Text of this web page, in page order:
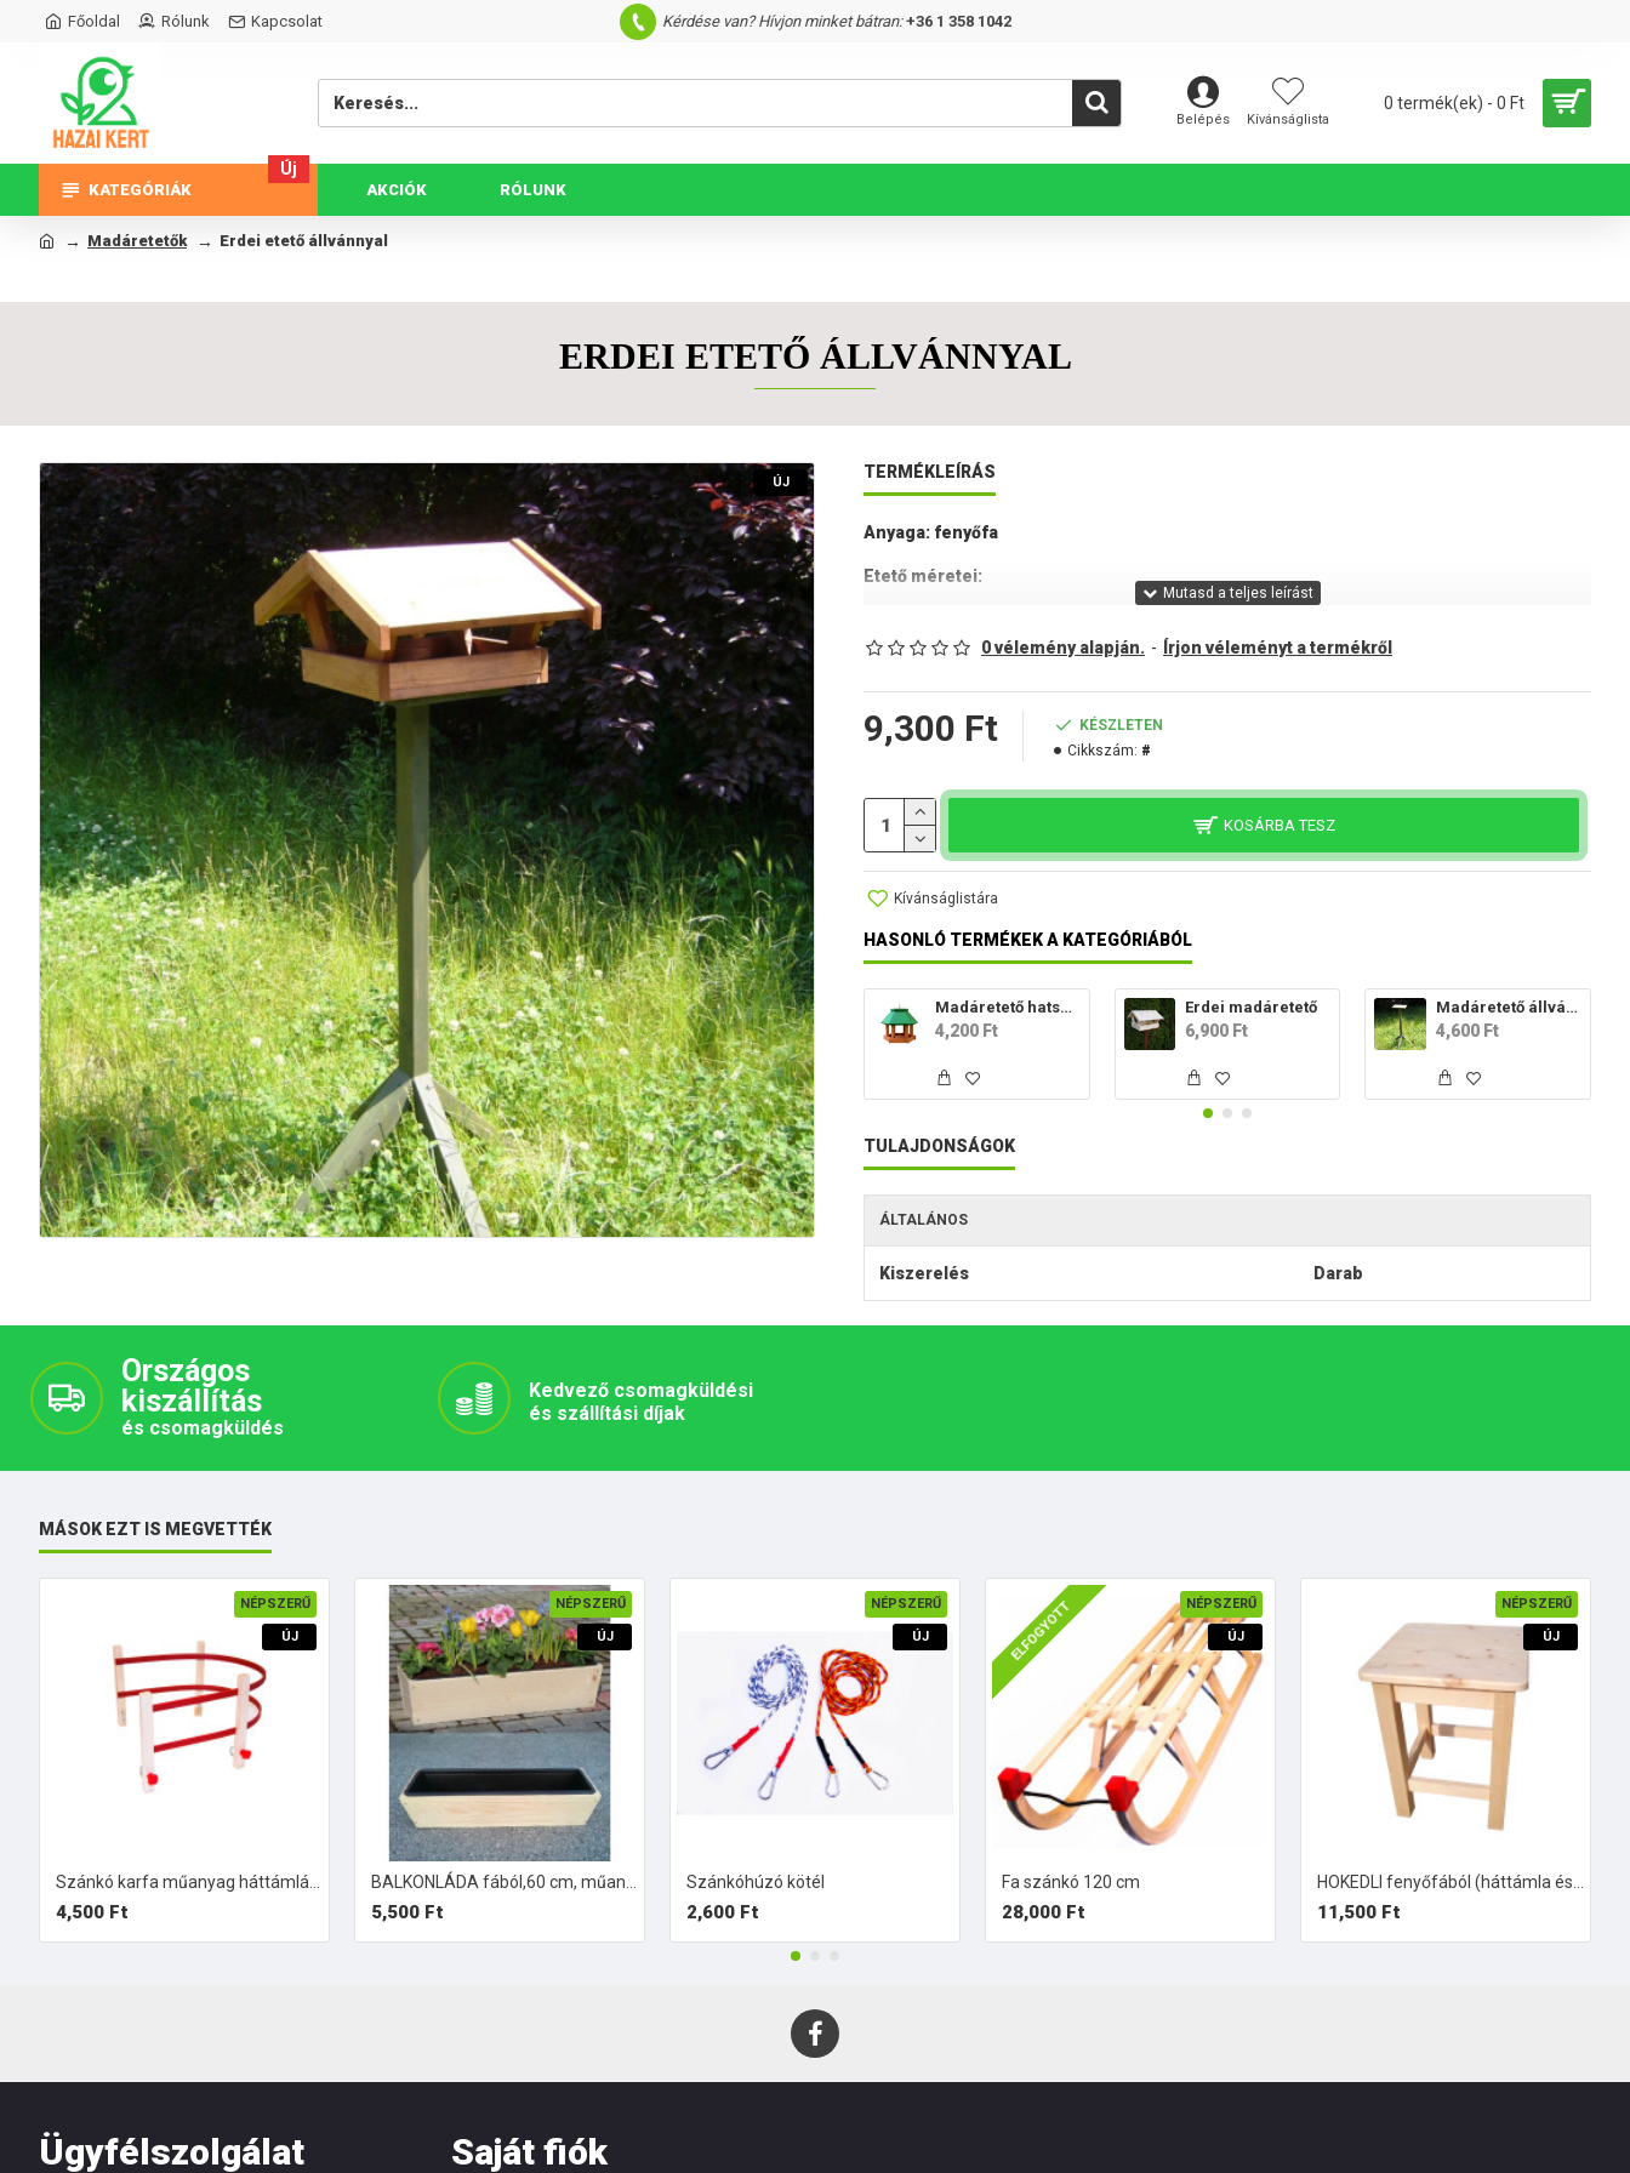
Főoldal Rólunk Kapcsolat Kérdése van? Hívjon minket bátran:+36 1 358 1042
Belépés Kívánságlista
0 termék(ek) - 0 Ft
KATEGÓRIÁK
Új
AKCIÓK RÓLUNK
Madáretetők Erdei etető állvánnyal
ERDEI ETETŐ ÁLLVÁNNYAL
ÚJ
TERMÉKLEÍRÁS
Anyaga: fenyőfa
Etető méretei:
Állvánnyal:
- hosszúság: 70 cm
- szélesség: 70 cm
0 vélemény alapján. - Írjon véleményt a termékről
9,300 Ft
KÉSZLETEN
Cikkszám: #
KOSÁRBA TESZ
Kívánságlistára
HASONLÓ TERMÉKEK A KATEGÓRIÁBÓL
Madáretető hatszögletű
4,200 Ft
Erdei madáretető
6,900 Ft
Madáretető állvány
4,600 Ft
TULAJDONSÁGOK
ÁLTALÁNOS
Kiszerelés Darab
Országos
kiszállítás
és csomagküldés
Kedvező csomagküldési
és szállítási díjak
MÁSOK EZT IS MEGVETTÉK
NÉPSZERŰ
ÚJ
Szánkó karfa műanyag háttámlával
4,500 Ft
NÉPSZERŰ
ÚJ
BALKONLÁDA fából,60 cm, műanyag betéttel.
5,500 Ft
NÉPSZERŰ
ÚJ
Szánkóhúzó kötél
2,600 Ft
NÉPSZERŰ
ÚJ
ELFOGYOTT
Fa szánkó 120 cm
28,000 Ft
NÉPSZERŰ
ÚJ
HOKEDLI fenyőfából (háttámla és karfa nélküli szék)
11,500 Ft
Ügyfélszolgálat Saját fiók